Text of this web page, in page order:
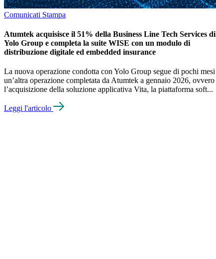
Comunicati Stampa
Atumtek acquisisce il 51% della Business Line Tech Services di
Yolo Group e completa la suite WISE con un modulo di
distribuzione digitale ed embedded insurance
La nuova operazione condotta con Yolo Group segue di pochi mesi
un’altra operazione completata da Atumtek a gennaio 2026, ovvero
l’acquisizione della soluzione applicativa Vita, la piattaforma soft...
Leggi l'articolo